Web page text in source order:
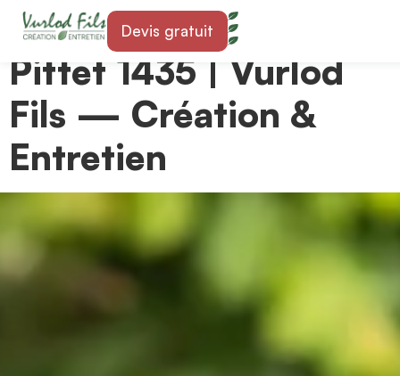
Devis gratuit
Paysagiste à Essert-
Pittet 1435 | Vurlod
Fils — Création &
Entretien